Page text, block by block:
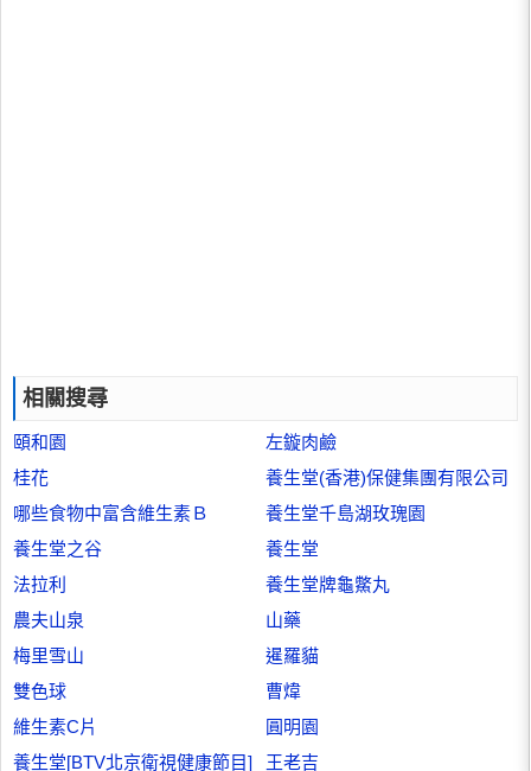
相關搜尋
頤和園
左鏇肉鹼
桂花
養生堂(香港)保健集團有限公司
哪些食物中富含維生素Ｂ
養生堂千島湖玫瑰園
養生堂之谷
養生堂
法拉利
養生堂牌龜鱉丸
農夫山泉
山藥
梅里雪山
暹羅貓
雙色球
曹煒
維生素C片
圓明園
養生堂[BTV北京衛視健康節目]
王老吉